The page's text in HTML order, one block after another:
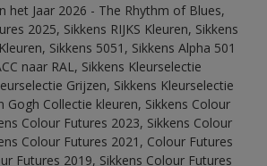
het Jaar 2026 - The Rhythm of Blues,
2025, Sikkens RIJKS Kleuren, Sikkens
Sikkens 5051, Sikkens Alpha 501
naar RAL, Sikkens Kleurselectie
Grijzen, Sikkens Kleurselectie
Gogh Collectie kleuren, Sikkens Colour
Colour Futures 2023, Sikkens Colour
Colour Futures 2021, Colour Futures
Futures 2019, Sikkens Colour Futures